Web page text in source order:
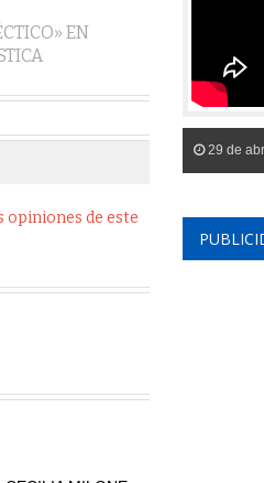
EN
opiniones de este
29 de